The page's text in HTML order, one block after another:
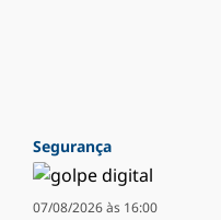
Segurança
07/08/2026 às 16:00